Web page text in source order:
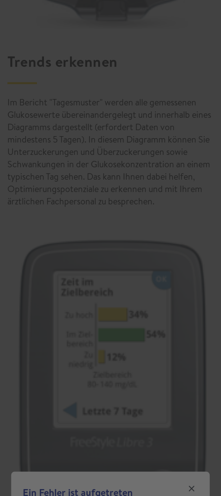
Trends erkennen
Im Bericht "Tagesmuster" werden alle gemessenen
Glukosewerte übereinandergelegt und innerhalb eines
Diagramms dargestellt (erfordert Daten von
mindestens 5 Tagen). In diesem Diagramm können Sie
Unterzuckerungen und Überzuckerungen sowie
Schwankungen in der Glukosekonzentration an einem
typischen Tag sehen. Das kann Ihnen dabei helfen,
Optimierungspotenziale zu erkennen und mit Ihrem
ärztlichen Fachpersonal zu besprechen.
Ein Fehler ist aufgetreten